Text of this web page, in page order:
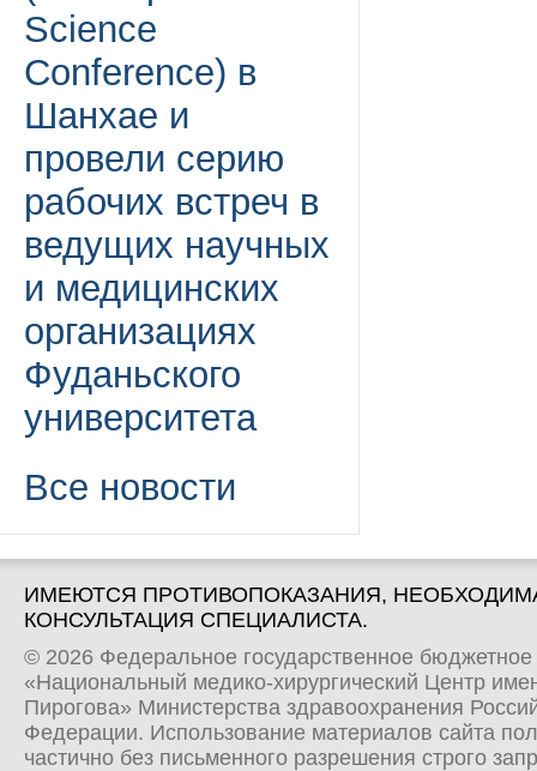
Science
Conference) в
Шанхае и
провели серию
рабочих встреч в
ведущих научных
и медицинских
организациях
Фуданьского
университета
Все новости
ИМЕЮТСЯ ПРОТИВОПОКАЗАНИЯ,
КОНСУЛЬТАЦИЯ СПЕЦИАЛИСТА.
© 2026 Федеральное государственное
«Национальный медико-хирургический Центр
Пирогова» Министерства здравоохранения
Федерации. Использование материалов сайта
частично без письменного разрешения строго